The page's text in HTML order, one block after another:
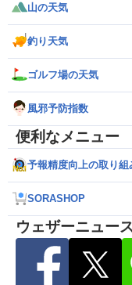
山の天気
釣り天気
ゴルフ場の天気
風邪予防指数
便利なメニュー
予報精度向上の取り組
SORASHOP
ウェザーニュー